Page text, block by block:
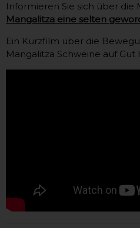
Informieren Sie sich über die
Mangalitza eine selten
Ein Kurzfilm über die
Mangalitza Schweine auf Gut